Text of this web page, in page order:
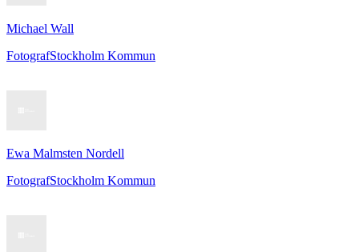
Michael Wall
FotografStockholm Kommun
Ewa Malmsten Nordell
FotografStockholm Kommun